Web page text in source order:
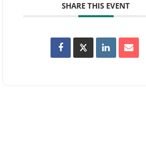
SHARE THIS EVENT